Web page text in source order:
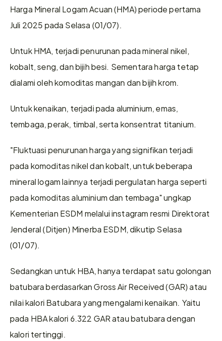
Harga Mineral Logam Acuan (HMA) periode pertama
Juli 2025 pada Selasa (01/07).
Untuk HMA, terjadi penurunan pada mineral nikel,
kobalt, seng, dan bijih besi. Sementara harga tetap
dialami oleh komoditas mangan dan bijih krom.
Untuk kenaikan, terjadi pada aluminium, emas,
tembaga, perak, timbal, serta konsentrat titanium.
"Fluktuasi penurunan harga yang signifikan terjadi
pada komoditas nikel dan kobalt, untuk beberapa
mineral logam lainnya terjadi pergulatan harga seperti
pada komoditas aluminium dan tembaga" ungkap
Kementerian ESDM melalui instagram resmi Direktorat
Jenderal (Ditjen) Minerba ESDM, dikutip Selasa
(01/07).
Sedangkan untuk HBA, hanya terdapat satu golongan
batubara berdasarkan Gross Air Received (GAR) atau
nilai kalori Batubara yang mengalami kenaikan. Yaitu
pada HBA kalori 6.322 GAR atau batubara dengan
kalori tertinggi.